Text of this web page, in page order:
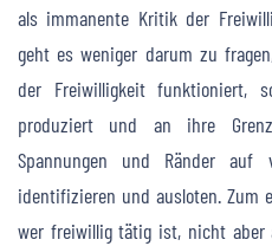
als immanente Kritik der
geht es weniger darum zu
der Freiwilligkeit funktioniert,
produziert und an ihre
Spannungen und Ränder auf
identifizieren und ausloten. Zum
wer freiwillig tätig ist, nicht aber